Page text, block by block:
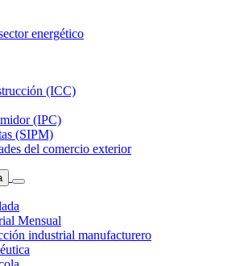
energético
(ICC)
(IPC)
(SIPM)
del comercio exterior
Mensual
industrial manufacturero